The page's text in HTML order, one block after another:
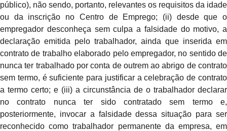
público), não sendo, portanto, relevantes os requisitos da idade
ou da inscrição no Centro de Emprego; (ii) desde que o
empregador desconheça sem culpa a falsidade do motivo, a
declaração emitida pelo trabalhador, ainda que inserida em
contrato de trabalho elaborado pelo empregador, no sentido de
nunca ter trabalhado por conta de outrem ao abrigo de contrato
sem termo, é suficiente para justificar a celebração de contrato
a termo certo; e (iii) a circunstância de o trabalhador declarar
no contrato nunca ter sido contratado sem termo e,
posteriormente, invocar a falsidade dessa situação para ser
reconhecido como trabalhador permanente da empresa, em